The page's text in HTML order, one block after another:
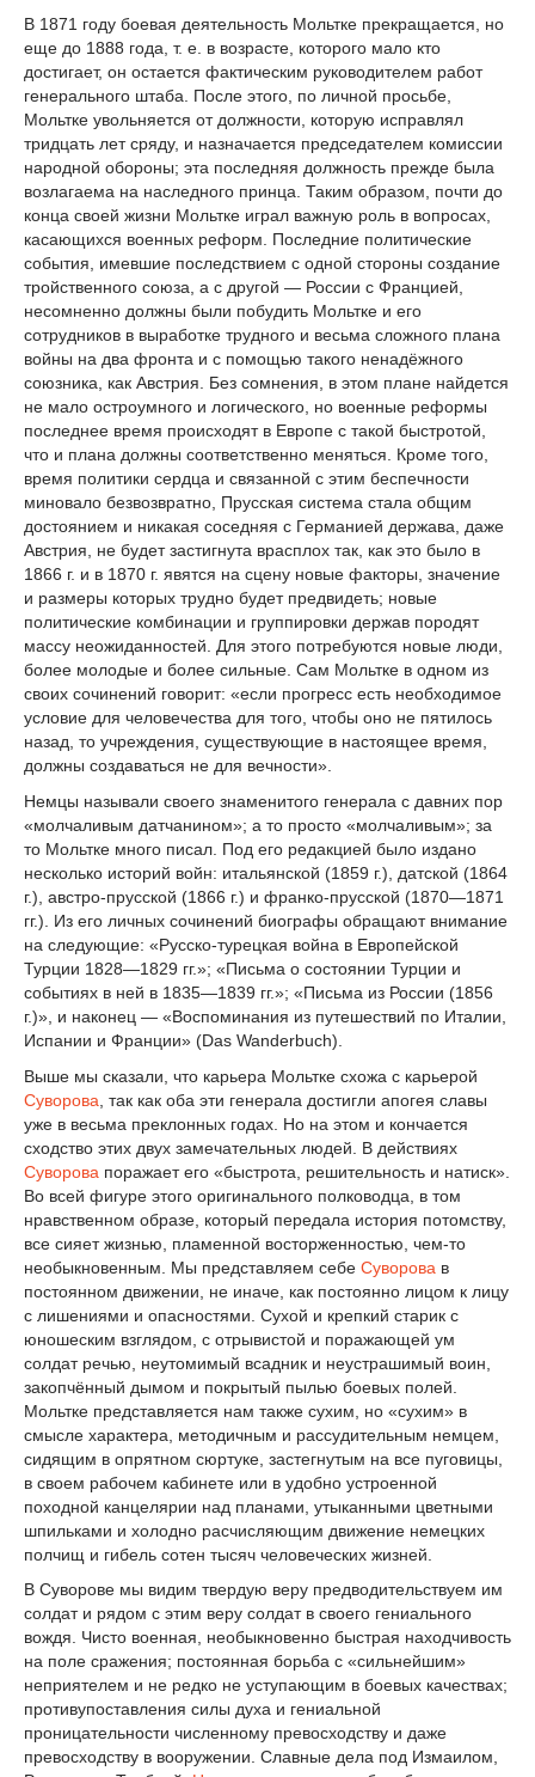
В 1871 году боевая деятельность Мольтке прекращается, но
еще до 1888 года, т. е. в возрасте, которого мало кто
достигает, он остается фактическим руководителем работ
генерального штаба. После этого, по личной просьбе,
Мольтке увольняется от должности, которую исправлял
тридцать лет сряду, и назначается председателем комиссии
народной обороны; эта последняя должность прежде была
возлагаема на наследного принца. Таким образом, почти до
конца своей жизни Мольтке играл важную роль в вопросах,
касающихся военных реформ. Последние политические
события, имевшие последствием с одной стороны создание
тройственного союза, а с другой — России с Францией,
несомненно должны были побудить Мольтке и его
сотрудников в выработке трудного и весьма сложного плана
войны на два фронта и с помощью такого ненадёжного
союзника, как Австрия. Без сомнения, в этом плане найдется
не мало остроумного и логического, но военные реформы
последнее время происходят в Европе с такой быстротой,
что и плана должны соответственно меняться. Кроме того,
время политики сердца и связанной с этим беспечности
миновало безвозвратно, Прусская система стала общим
достоянием и никакая соседняя с Германией держава, даже
Австрия, не будет застигнута врасплох так, как это было в
1866 г. и в 1870 г. явятся на сцену новые факторы, значение
и размеры которых трудно будет предвидеть; новые
политические комбинации и группировки держав породят
массу неожиданностей. Для этого потребуются новые люди,
более молодые и более сильные. Сам Мольтке в одном из
своих сочинений говорит: «если прогресс есть необходимое
условие для человечества для того, чтобы оно не пятилось
назад, то учреждения, существующие в настоящее время,
должны создаваться не для вечности».
Немцы называли своего знаменитого генерала с давних пор
«молчаливым датчанином»; а то просто «молчаливым»; за
то Мольтке много писал. Под его редакцией было издано
несколько историй войн: итальянской (1859 г.), датской (1864
г.), австро-прусской (1866 г.) и франко-прусской (1870—1871
гг.). Из его личных сочинений биографы обращают внимание
на следующие: «Русско-турецкая война в Европейской
Турции 1828—1829 гг.»; «Письма о состоянии Турции и
событиях в ней в 1835—1839 гг.»; «Письма из России (1856
г.)», и наконец — «Воспоминания из путешествий по Италии,
Испании и Франции» (Das Wanderbuch).
Выше мы сказали, что карьера Мольтке схожа с карьерой
Суворова , так как оба эти генерала достигли апогея славы
уже в весьма преклонных годах. Но на этом и кончается
сходство этих двух замечательных людей. В действиях
Суворова поражает его «быстрота, решительность и натиск».
Во всей фигуре этого оригинального полководца, в том
нравственном образе, который передала история потомству,
все сияет жизнью, пламенной восторженностью, чем-то
необыкновенным. Мы представляем себе Суворова в
постоянном движении, не иначе, как постоянно лицом к лицу
с лишениями и опасностями. Сухой и крепкий старик с
юношеским взглядом, с отрывистой и поражающей ум
солдат речью, неутомимый всадник и неустрашимый воин,
закопчённый дымом и покрытый пылью боевых полей.
Мольтке представляется нам также сухим, но «сухим» в
смысле характера, методичным и рассудительным немцем,
сидящим в опрятном сюртуке, застегнутым на все пуговицы,
в своем рабочем кабинете или в удобно устроенной
походной канцелярии над планами, утыканными цветными
шпильками и холодно расчисляющим движение немецких
полчищ и гибель сотен тысяч человеческих жизней.
В Суворове мы видим твердую веру предводительствуем им
солдат и рядом с этим веру солдат в своего гениального
вождя. Чисто военная, необыкновенно быстрая находчивость
на поле сражения; постоянная борьба с «сильнейшим»
неприятелем и не редко не уступающим в боевых качествах;
противупоставления силы духа и гениальной
проницательности численному превосходству и даже
превосходству в вооружении. Славные дела под Измаилом,